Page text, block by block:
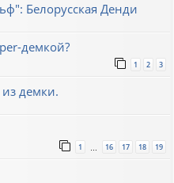
Белорусская Денди
демкой?
1 2 3
демки.
1 … 16 17 18 19